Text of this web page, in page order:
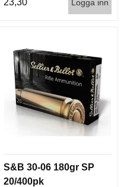
23,30 Logga inn
S&B 30-06 180gr SP
20/400pk